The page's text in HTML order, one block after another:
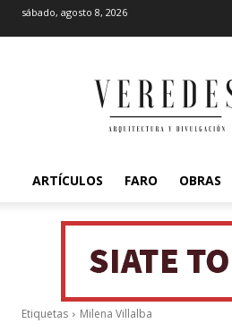
sábado, agosto 8, 2026
ARTÍCULOS FARO OBRAS
Etiquetas Milena Villalba